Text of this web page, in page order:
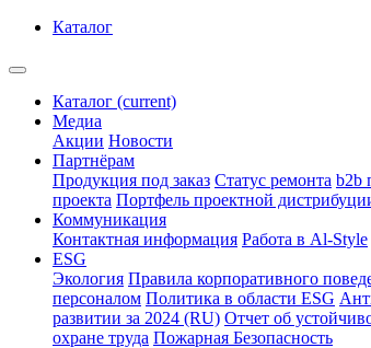
Каталог
Каталог (current)
Медиа
Акции Новости
Партнёрам
Продукция под заказ Статус ремонта b2b
проекта Портфель проектной
Коммуникация
Контактная информация Работа в Al-Style
ESG
Экология Правила корпоративного
персоналом Политика в области ESG
развитии за 2024 (RU) Отчет об
охране труда Пожарная Безопасность